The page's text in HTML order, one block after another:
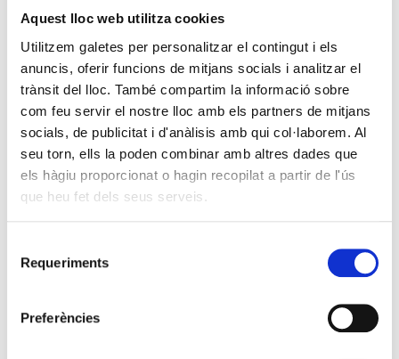
Aquest lloc web utilitza cookies
Utilitzem galetes per personalitzar el contingut i els
anuncis, oferir funcions de mitjans socials i analitzar el
trànsit del lloc. També compartim la informació sobre
com feu servir el nostre lloc amb els partners de mitjans
socials, de publicitat i d'anàlisis amb qui col·laborem. Al
seu torn, ells la poden combinar amb altres dades que
els hàgiu proporcionat o hagin recopilat a partir de l'ús
que heu fet dels seus serveis.
Requeriments
Preferències